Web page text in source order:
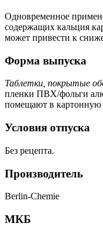
Одновременное
содержащих кальция
может привести к
Форма выпуска
Таблетки, покрытые
пленки ПВХ/фольги
помещают в картонную
Условия отпуска
Без рецепта.
Производитель
Berlin-Chemie
МКБ